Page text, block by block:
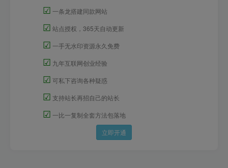
☑ 一条龙搭建同款网站
☑ 站点授权，365天自动更新
☑ 一手无水印资源永久免费
☑ 九年互联网创业经验
☑ 可私下咨询各种疑惑
☑ 支持站长再招自己的站长
☑ 一比一复制全套方法包落地
立即开通